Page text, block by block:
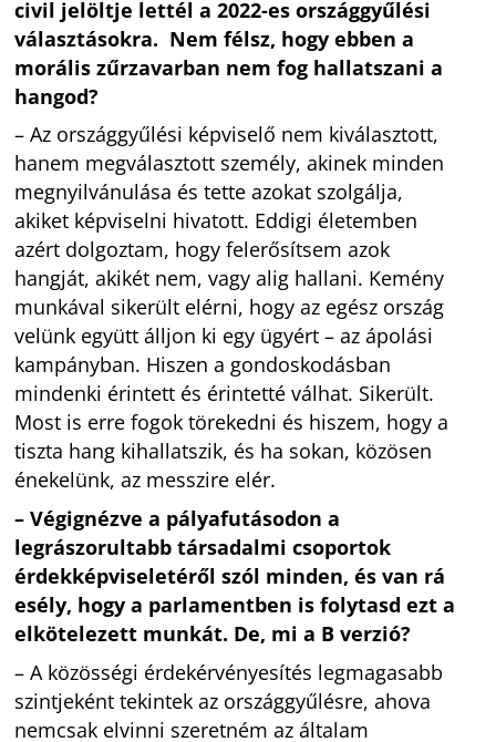
civil jelöltje lettél a 2022-es országgyűlési
választásokra. Nem félsz, hogy ebben a
morális zűrzavarban nem fog hallatszani a
hangod?
– Az országgyűlési képviselő nem kiválasztott,
hanem megválasztott személy, akinek minden
megnyilvánulása és tette azokat szolgálja,
akiket képviselni hivatott. Eddigi életemben
azért dolgoztam, hogy felerősítsem azok
hangját, akikét nem, vagy alig hallani. Kemény
munkával sikerült elérni, hogy az egész ország
velünk együtt álljon ki egy ügyért – az ápolási
kampányban. Hiszen a gondoskodásban
mindenki érintett és érintetté válhat. Sikerült.
Most is erre fogok törekedni és hiszem, hogy a
tiszta hang kihallatszik, és ha sokan, közösen
énekelünk, az messzire elér.
– Végignézve a pályafutásodon a
legrászorultabb társadalmi csoportok
érdekképviseletéről szól minden, és van rá
esély, hogy a parlamentben is folytasd ezt a
elkötelezett munkát. De, mi a B verzió?
– A közösségi érdekérvényesítés legmagasabb
szintjeként tekintek az országgyűlésre, ahova
nemcsak elvinni szeretném az általam